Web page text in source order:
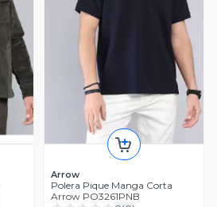
Arrow
Polera Pique Manga Corta
Arrow PO3261PNB